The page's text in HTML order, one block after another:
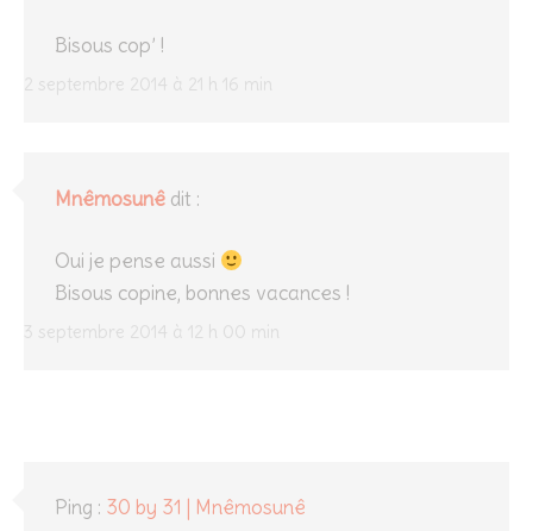
2 septembre 2014 à 21 h 16 min
Bisous cop’ !
Mnêmosunê dit :
3 septembre 2014 à 12 h 00 min
Oui je pense aussi
Bisous copine, bonnes vacances !
Ping : 30 by 31 | Mnêmosunê